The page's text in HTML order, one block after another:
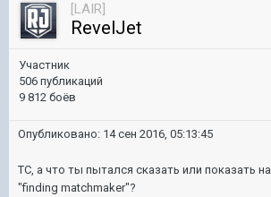
[LAIR]
RevelJet
Участник
506 публикаций
9 812 боёв
Опубликовано: 14 сен 2016, 05:13:45
ТС, а что ты пытался сказать или показать
"finding matchmaker"?